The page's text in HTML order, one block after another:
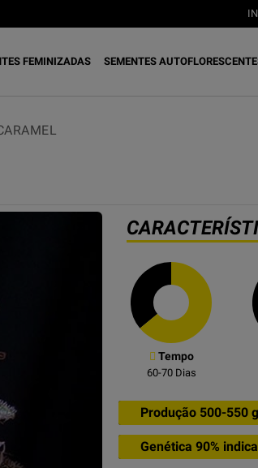
FEMINIZADAS SEMENTES
Tempo
60-70Dias
Produção 500-550
Genética 90% indica